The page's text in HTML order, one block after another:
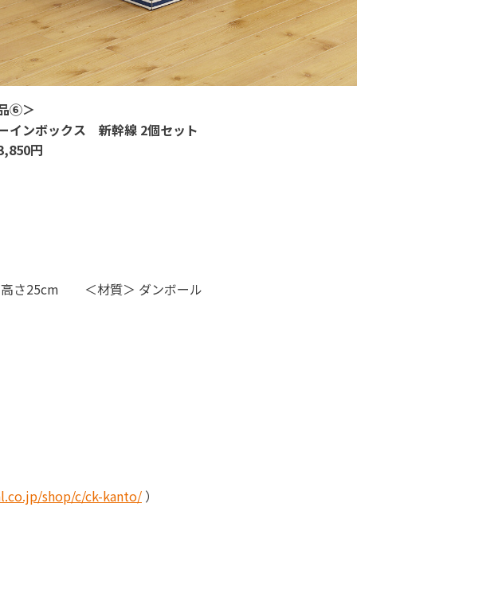
⑥＞
インボックス 新幹線 2個セット
円
さ25cm ＜材質＞ ダンボール
shop/c/ck-kanto/ ）